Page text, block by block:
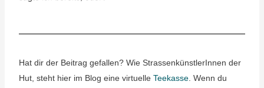
Hat dir der Beitrag gefallen? Wie StrassenkünstlerInnen der
Hut, steht hier im Blog eine virtuelle Teekasse. Wenn du